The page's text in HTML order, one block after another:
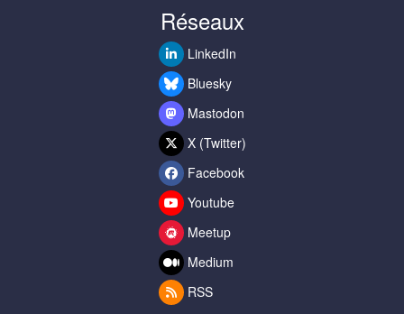
Réseaux
LinkedIn
Bluesky
Mastodon
X (Twitter)
Facebook
Youtube
Meetup
Medium
RSS